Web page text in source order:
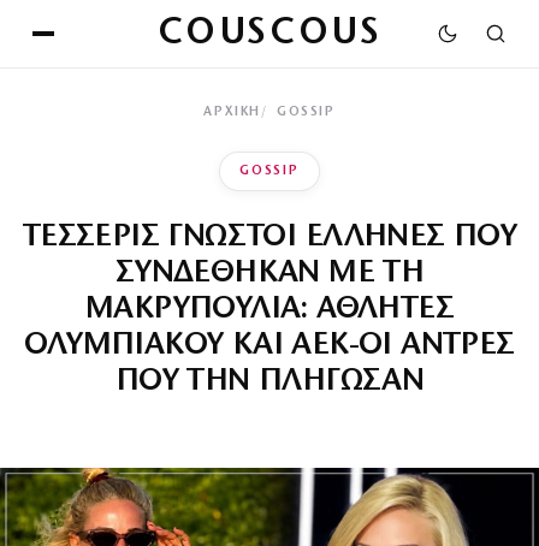
COUSCOUS
ΑΡΧΙΚΉ GOSSIP
GOSSIP
ΤΕΣΣΕΡΙΣ ΓΝΩΣΤΟΙ ΕΛΛΗΝΕΣ ΠΟΥ
ΣΥΝΔΕΘΗΚΑΝ ΜΕ ΤΗ
ΜΑΚΡΥΠΟΥΛΙΑ: ΑΘΛΗΤΕΣ
ΟΛΥΜΠΙΑΚΟΥ ΚΑΙ ΑΕΚ-ΟΙ ΑΝΤΡΕΣ
ΠΟΥ ΤΗΝ ΠΛΗΓΩΣΑΝ